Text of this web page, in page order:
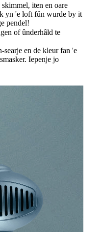
iten en oare
yn 'e loft fûn wurde by it
pendel!
of ûnderhâld te
en de kleur fan 'e
Iepenje jo